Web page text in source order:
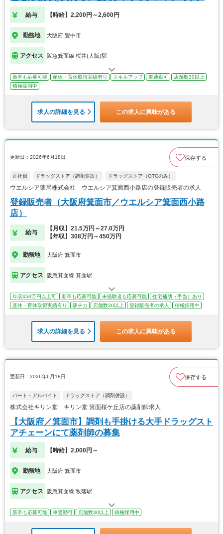
給与 【時給】2,200円～2,600円
勤務地 大阪府 豊中市
アクセス 阪急箕面線 桜井(大阪)駅
新卒も応募可能 産休・育休取得実績有り スキルアップ 車通勤可
店舗数30以上
積極採用中
求人の詳細を見る この求人に興味がある
更新日：2026年6月18日 保存する
正社員 ドラッグストア（調剤併設） ドラッグストア（OTCのみ）
ウエルシア薬局株式会社 ウエルシア箕面西小路店の登録販売者の求人
登録販売者（大阪府箕面市／ウエルシア箕面西小路
店）
給与
【月収】21.5万円～27.0万円
【年収】308万円～450万円
勤務地 大阪府 箕面市
アクセス 阪急箕面線 箕面駅
年収450万円以上可 新卒も応募可能 未経験者も応募可能
住宅補助（手当）あり
産休・育休取得実績有り
駅チカ 店舗数30以上 登録販売者の求人 積極採用中
求人の詳細を見る この求人に興味がある
更新日：2026年6月18日 保存する
パート・アルバイト ドラッグストア（調剤併設）
株式会社キリン堂 キリン堂 箕面桜ケ丘店の薬剤師求人
【大阪府／箕面市】調剤も手掛ける大手ドラッグスト
アチェーンにて薬剤師の募集
給与 【時給】2,000円～
勤務地 大阪府 箕面市
アクセス 阪急箕面線 牧落駅
新卒も応募可能 車通勤可 店舗数30以上 積極採用中